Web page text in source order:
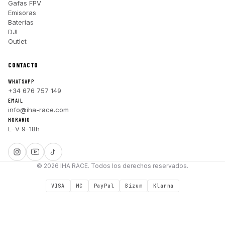
Gafas FPV
Emisoras
Baterías
DJI
Outlet
CONTACTO
WHATSAPP
+34 676 757 149
EMAIL
info@iha-race.com
HORARIO
L–V 9–18h
© 2026 IHA RACE. Todos los derechos reservados.
VISA MC PayPal Bizum Klarna